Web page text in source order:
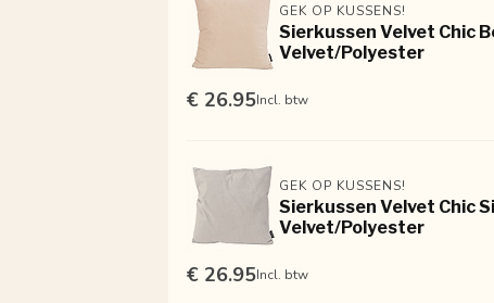
GEK OP KUSSENS!
Sierkussen Velvet Chic
Velvet/Polyester
€ 26.95Incl. btw
GEK OP KUSSENS!
Sierkussen Velvet Chic
Velvet/Polyester
€ 26.95Incl. btw